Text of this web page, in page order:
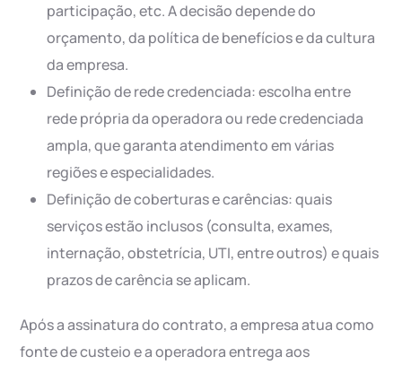
participação, etc. A decisão depende do
orçamento, da política de benefícios e da cultura
da empresa.
Definição de rede credenciada: escolha entre
rede própria da operadora ou rede credenciada
ampla, que garanta atendimento em várias
regiões e especialidades.
Definição de coberturas e carências: quais
serviços estão inclusos (consulta, exames,
internação, obstetrícia, UTI, entre outros) e quais
prazos de carência se aplicam.
Após a assinatura do contrato, a empresa atua como
fonte de custeio e a operadora entrega aos